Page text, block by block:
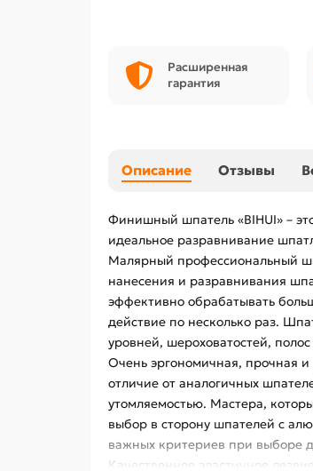
Расширенная
гарантия
Описание Отзывы
Финишный шпатель «BIHUI» –
идеальное разравнивание
Малярный профессиональный
нанесения и разравнивания
эффективно обрабатывать
действие по несколько раз.
уровней, шероховатостей, полос
Очень эргономичная, прочная и
отличие от аналогичных
утомляемостью. Мастера,
выбор в сторону шпателей с
важных критериев при выборе
Качественное эластичное